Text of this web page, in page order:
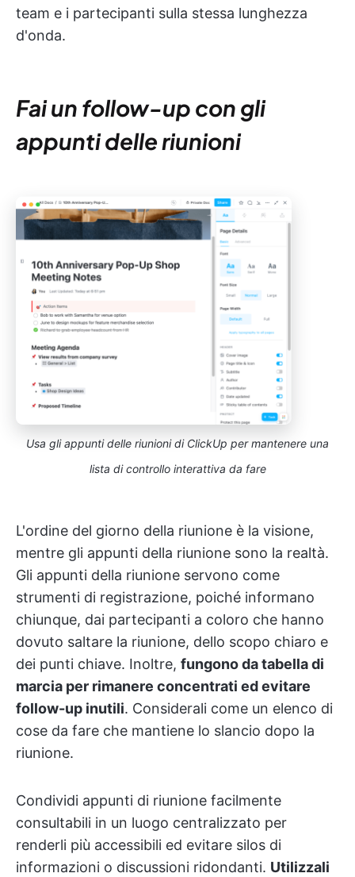
team e i partecipanti sulla stessa lunghezza
d'onda.
Fai un follow-up con gli
appunti delle riunioni
Usa gli appunti delle riunioni di ClickUp per mantenere una
lista di controllo interattiva da fare
L'ordine del giorno della riunione è la visione,
mentre gli appunti della riunione sono la realtà.
Gli appunti della riunione servono come
strumenti di registrazione, poiché informano
chiunque, dai partecipanti a coloro che hanno
dovuto saltare la riunione, dello scopo chiaro e
dei punti chiave. Inoltre, fungono da tabella di
marcia per rimanere concentrati ed evitare
follow-up inutili. Considerali come un elenco di
cose da fare che mantiene lo slancio dopo la
riunione.
Condividi appunti di riunione facilmente
consultabili in un luogo centralizzato per
renderli più accessibili ed evitare silos di
informazioni o discussioni ridondanti. Utilizzali